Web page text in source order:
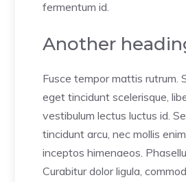
fermentum id.
Another
Fusce tempor mattis rutrum.
eget tincidunt scelerisque,
vestibulum lectus luctus id.
tincidunt arcu, nec mollis
inceptos himenaeos.
Curabitur dolor ligula,